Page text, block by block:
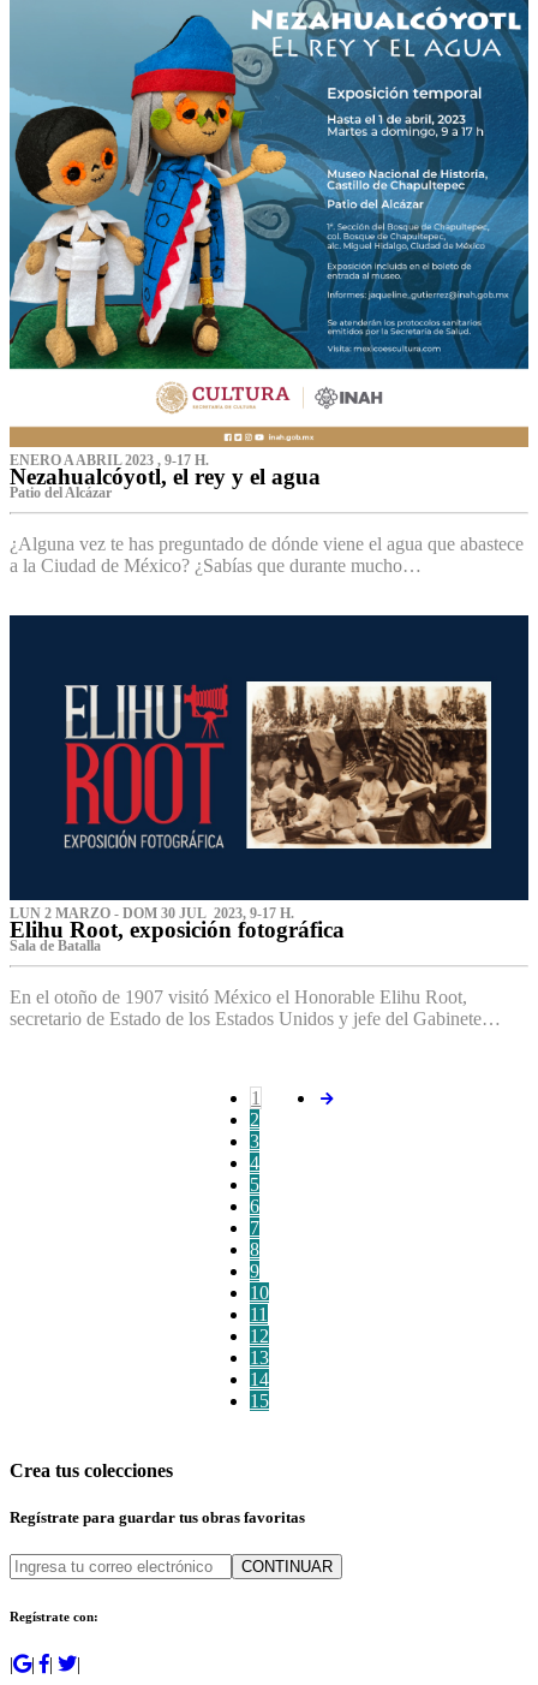
ENERO A ABRIL 2023 , 9-17 H.
Nezahualcóyotl, el rey y el agua
Patio del Alcázar
¿Alguna vez te has preguntado de dónde viene el agua que abastece
a la Ciudad de México? ¿Sabías que durante mucho…
LUN 2 MARZO - DOM 30 JUL 2023, 9-17 H.
Elihu Root, exposición fotográfica
Sala de Batalla
En el otoño de 1907 visitó México el Honorable Elihu Root,
secretario de Estado de los Estados Unidos y jefe del Gabinete…
1
2
3
4
5
6
7
8
9
10
11
12
13
14
15
Crea tus colecciones
Regístrate para guardar tus obras favoritas
CONTINUAR
Regístrate con:
| | | |